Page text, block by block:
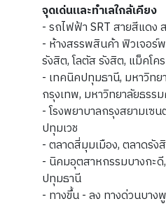
จุดเด่นและทำเลใกล้เคียง
- รถไฟฟ้า SRT สายสีแดง
- ห้างสรรพสินค้า ฟิวเจอร์
รังสิต, โลตัส รังสิต, แม็คโค
- เทคนิคปทุมธานี, มหาวิทย
กรุงเทพ, มหาวิทยาลัยธร
- โรงพยาบาลกรุงสยามเซ
ปทุมเวช
- ตลาดสี่มุมเมือง, ตลาดรั
- นิคมอุตสาหกรรมบางกะ
ปทุมธานี
- ทางขึ้น - ลง ทางด่วนบาง